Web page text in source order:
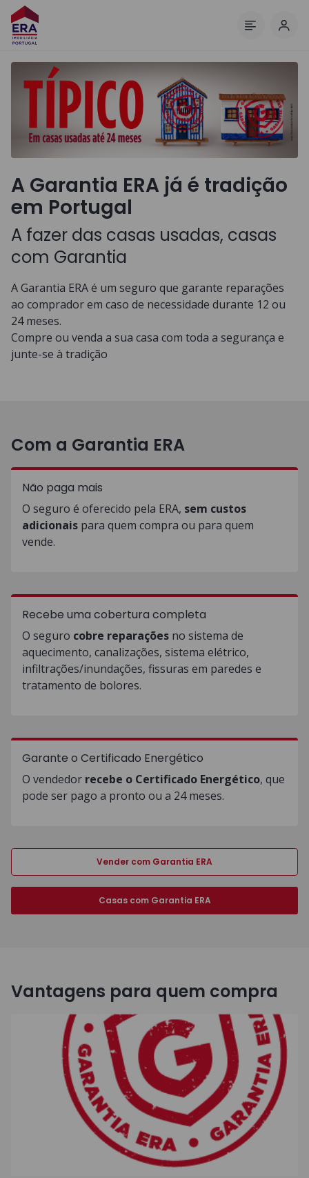
A Garantia ERA já é tradição
em Portugal
A fazer das casas usadas, casas
com Garantia
A Garantia ERA é um seguro que garante reparações
ao comprador em caso de necessidade durante 12 ou
24 meses.
Compre ou venda a sua casa com toda a segurança e
junte-se à tradição
Com a Garantia ERA
Não paga mais
O seguro é oferecido pela ERA, sem custos
adicionais para quem compra ou para quem
vende.
Recebe uma cobertura completa
O seguro cobre reparações no sistema de
aquecimento, canalizações, sistema elétrico,
infiltrações/inundações, fissuras em paredes e
tratamento de bolores.
Garante o Certificado Energético
O vendedor recebe o Certificado Energético, que
pode ser pago a pronto ou a 24 meses.
Vender com Garantia ERA
Casas com Garantia ERA
Vantagens para quem compra